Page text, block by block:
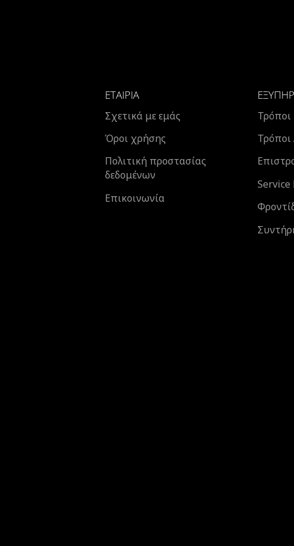
ΕΤΑΙΡΊΑ
Σχετικά με εμάς
Όροι χρήσης
Πολιτική προστασίας
δεδομένων
Επικοινωνία
Service